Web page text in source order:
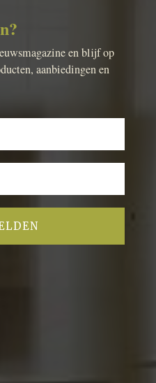
en blijf op
aanbiedingen en